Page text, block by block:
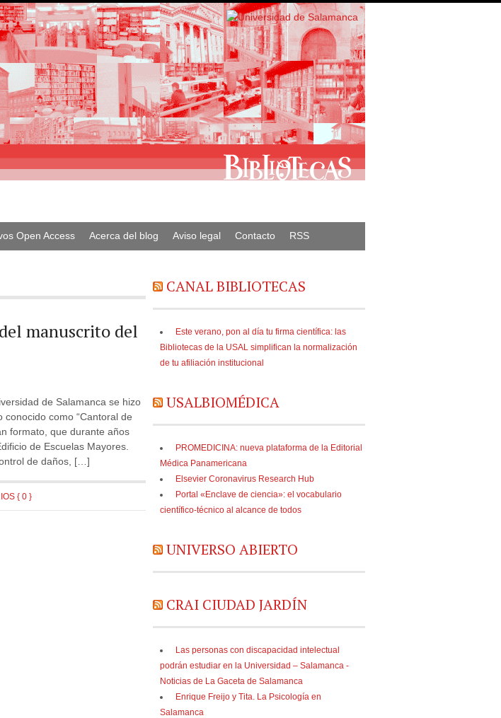
Open Access Acerca del blog Aviso legal Contacto RSS
manuscrito del
de Salamanca se hizo
como “Cantoral de
formato, que durante años
de Escuelas Mayores.
de daños, […]
{ 0 }
CANAL BIBLIOTECAS
Este verano, pon al día tu firma científica: las
Bibliotecas de la USAL simplifican la normalización
de tu afiliación institucional
USALBIOMÉDICA
PROMEDICINA: nueva plataforma de la Editorial
Médica Panamericana
Elsevier Coronavirus Research Hub
Portal «Enclave de ciencia»: el vocabulario
científico-técnico al alcance de todos
UNIVERSO ABIERTO
CRAI CIUDAD JARDÍN
Las personas con discapacidad intelectual
podrán estudiar en la Universidad – Salamanca -
Noticias de La Gaceta de Salamanca
Enrique Freijo y Tita. La Psicología en
Salamanca